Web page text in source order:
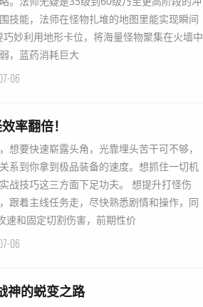
技能，法师在怪物扎堆的地图里能实现瞬间
巧妙利用地形卡位，将海量怪物聚集在火墙中
，蓝药消耗巨大
06
率翻倍！
要快速崭露头角，光靠埋头苦干可不够，
系到你拿到极品装备的速度。想抓住一切机
战技巧这三方面下足功夫。 想提升打怪伤
跟着主线任务走，尽快熟悉剧情和操作，同
速和固定切割伤害，前期性价
06
神的蜕变之路